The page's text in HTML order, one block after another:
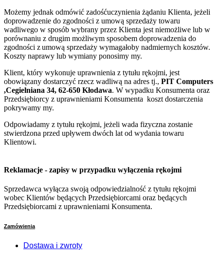
Możemy jednak odmówić zadośćuczynienia żądaniu Klienta, jeżeli
doprowadzenie do zgodności z umową sprzedaży towaru
wadliwego w sposób wybrany przez Klienta jest niemożliwe lub w
porównaniu z drugim możliwym sposobem doprowadzenia do
zgodności z umową sprzedaży wymagałoby nadmiernych kosztów.
Koszty naprawy lub wymiany ponosimy my.
Klient, który wykonuje uprawnienia z tytułu rękojmi, jest
obowiązany dostarczyć rzecz wadliwą na adres tj., PIT Computers
,Cegielniana 34, 62-650 Kłodawa. W wypadku Konsumenta oraz
Przedsiębiorcy z uprawnieniami Konsumenta koszt dostarczenia
pokrywamy my.
Odpowiadamy z tytułu rękojmi, jeżeli wada fizyczna zostanie
stwierdzona przed upływem dwóch lat od wydania towaru
Klientowi.
Reklamacje - zapisy w przypadku wyłączenia rękojmi
Sprzedawca wyłącza swoją odpowiedzialność z tytułu rękojmi
wobec Klientów będących Przedsiębiorcami oraz będących
Przedsiębiorcami z uprawnieniami Konsumenta.
Zamówienia
Dostawa i zwroty